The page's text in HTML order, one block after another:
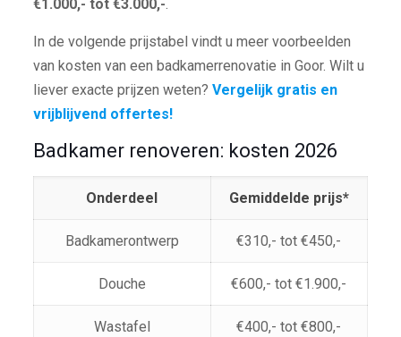
€1.000,- tot €3.000,-.
In de volgende prijstabel vindt u meer voorbeelden
van kosten van een badkamerrenovatie in Goor. Wilt u
liever exacte prijzen weten? Vergelijk gratis en
vrijblijvend offertes!
Badkamer renoveren: kosten 2026
Onderdeel Gemiddelde prijs*
Badkamerontwerp €310,- tot €450,-
Douche €600,- tot €1.900,-
Wastafel €400,- tot €800,-